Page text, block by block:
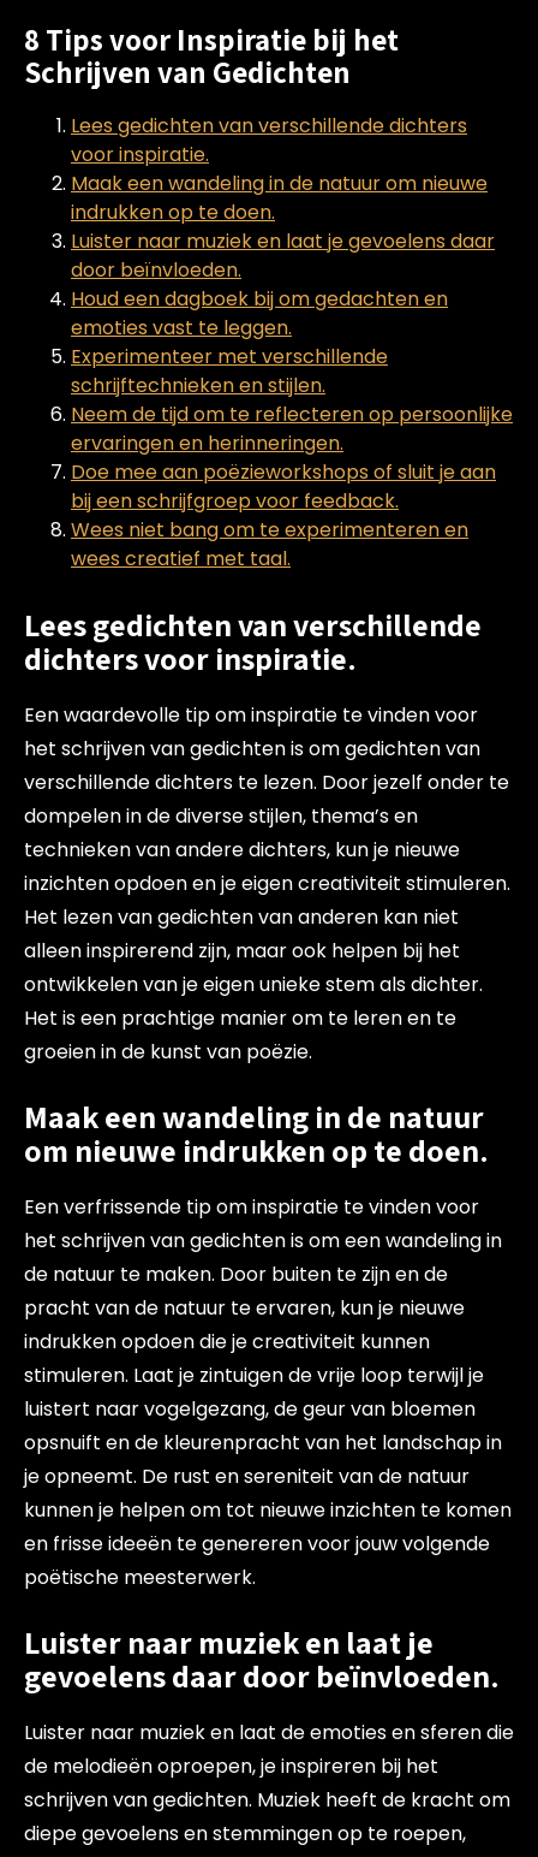
8 Tips voor Inspiratie bij het
Schrijven van Gedichten
Lees gedichten van verschillende dichters
voor inspiratie.
Maak een wandeling in de natuur om nieuwe
indrukken op te doen.
Luister naar muziek en laat je gevoelens daar
door beïnvloeden.
Houd een dagboek bij om gedachten en
emoties vast te leggen.
Experimenteer met verschillende
schrijftechnieken en stijlen.
Neem de tijd om te reflecteren op persoonlijke
ervaringen en herinneringen.
Doe mee aan poëzieworkshops of sluit je aan
bij een schrijfgroep voor feedback.
Wees niet bang om te experimenteren en
wees creatief met taal.
Lees gedichten van verschillende
dichters voor inspiratie.
Een waardevolle tip om inspiratie te vinden voor
het schrijven van gedichten is om gedichten van
verschillende dichters te lezen. Door jezelf onder te
dompelen in de diverse stijlen, thema’s en
technieken van andere dichters, kun je nieuwe
inzichten opdoen en je eigen creativiteit stimuleren.
Het lezen van gedichten van anderen kan niet
alleen inspirerend zijn, maar ook helpen bij het
ontwikkelen van je eigen unieke stem als dichter.
Het is een prachtige manier om te leren en te
groeien in de kunst van poëzie.
Maak een wandeling in de natuur
om nieuwe indrukken op te doen.
Een verfrissende tip om inspiratie te vinden voor
het schrijven van gedichten is om een wandeling in
de natuur te maken. Door buiten te zijn en de
pracht van de natuur te ervaren, kun je nieuwe
indrukken opdoen die je creativiteit kunnen
stimuleren. Laat je zintuigen de vrije loop terwijl je
luistert naar vogelgezang, de geur van bloemen
opsnuift en de kleurenpracht van het landschap in
je opneemt. De rust en sereniteit van de natuur
kunnen je helpen om tot nieuwe inzichten te komen
en frisse ideeën te genereren voor jouw volgende
poëtische meesterwerk.
Luister naar muziek en laat je
gevoelens daar door beïnvloeden.
Luister naar muziek en laat de emoties en sferen die
de melodieën oproepen, je inspireren bij het
schrijven van gedichten. Muziek heeft de kracht om
diepe gevoelens en stemmingen op te roepen,